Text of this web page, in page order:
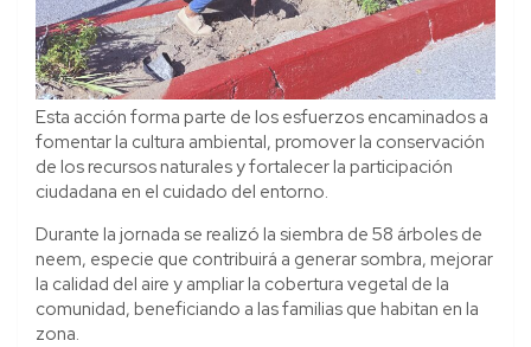
Esta acción forma parte de los esfuerzos encaminados a
fomentar la cultura ambiental, promover la conservación
de los recursos naturales y fortalecer la participación
ciudadana en el cuidado del entorno.
Durante la jornada se realizó la siembra de 58 árboles de
neem, especie que contribuirá a generar sombra, mejorar
la calidad del aire y ampliar la cobertura vegetal de la
comunidad, beneficiando a las familias que habitan en la
zona.